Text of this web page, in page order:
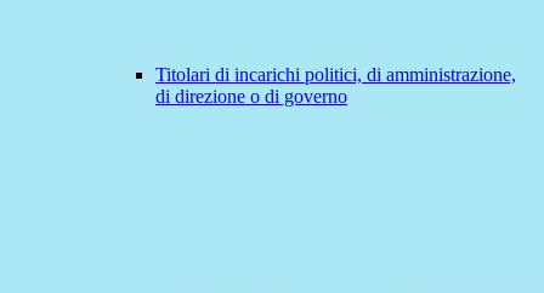
Titolari di incarichi politici, di amministrazione,
di direzione o di governo